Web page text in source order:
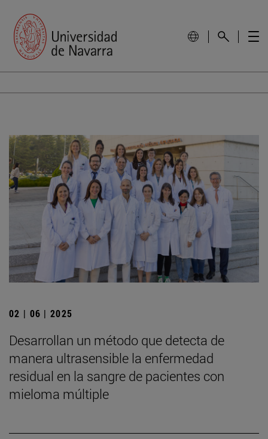
02 | 06 | 2025
Desarrollan un método que detecta de
manera ultrasensible la enfermedad
residual en la sangre de pacientes con
mieloma múltiple